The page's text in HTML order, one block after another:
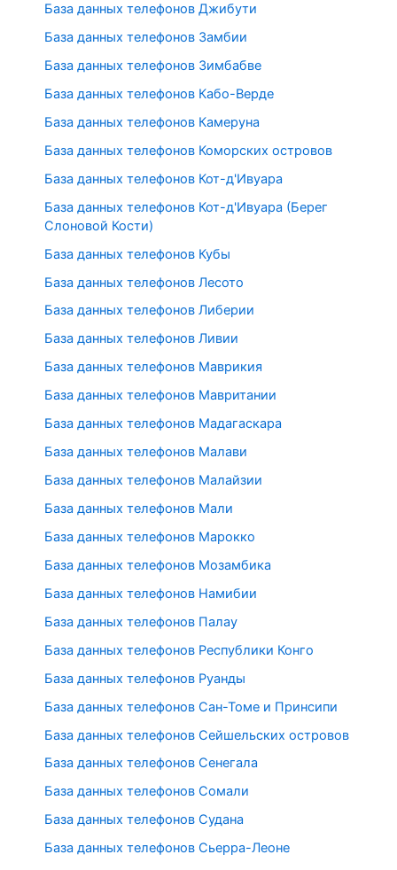
База данных телефонов Джибути
База данных телефонов Замбии
База данных телефонов Зимбабве
База данных телефонов Кабо-Верде
База данных телефонов Камеруна
База данных телефонов Коморских островов
База данных телефонов Кот-д'Ивуара
База данных телефонов Кот-д'Ивуара (Берег
Слоновой Кости)
База данных телефонов Кубы
База данных телефонов Лесото
База данных телефонов Либерии
База данных телефонов Ливии
База данных телефонов Маврикия
База данных телефонов Мавритании
База данных телефонов Мадагаскара
База данных телефонов Малави
База данных телефонов Малайзии
База данных телефонов Мали
База данных телефонов Марокко
База данных телефонов Мозамбика
База данных телефонов Намибии
База данных телефонов Палау
База данных телефонов Республики Конго
База данных телефонов Руанды
База данных телефонов Сан-Томе и Принсипи
База данных телефонов Сейшельских островов
База данных телефонов Сенегала
База данных телефонов Сомали
База данных телефонов Судана
База данных телефонов Сьерра-Леоне